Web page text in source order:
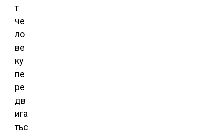
т
че
ло
ве
ку
пе
ре
дв
ига
тьс